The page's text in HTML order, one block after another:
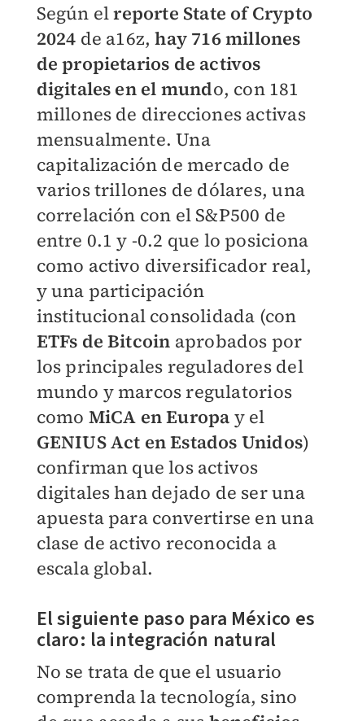
Según elreporte State of Crypto
2024 de a16z, hay 716 millones
de propietarios de activos
digitales en el mundo, con 181
millones de direcciones activas
mensualmente. Una
capitalización de mercado de
varios trillones de dólares, una
correlación con el S&P500 de
entre 0.1 y -0.2 que lo posiciona
como activo diversificador real,
y una participación
institucional consolidada (con
ETFs de Bitcoin aprobados por
los principales reguladores del
mundo y marcos regulatorios
como MiCA en Europa y el
GENIUS Act en Estados Unidos)
confirman que los activos
digitales han dejado de ser una
apuesta para convertirse en una
clase de activo reconocida a
escala global.
El siguiente paso para México es
claro: la integración natural
No se trata de que el usuario
comprenda la tecnología, sino